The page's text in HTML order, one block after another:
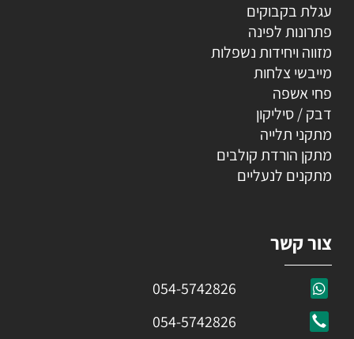
עגלת בקבוקים
פתרונות לפינה
מזווה ויחידות נשפלות
מייבשי צלחות
פחי אשפה
דבק / סיליקון
מתקני תלייה
מתקן הורדת קולבים
מתקנים לנעליים
צור קשר
054-5742826
054-5742826